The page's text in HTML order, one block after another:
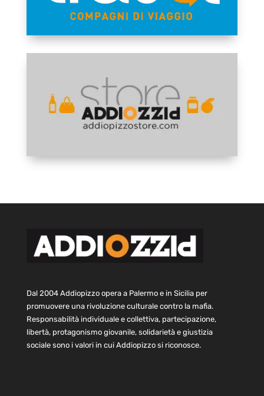
Dal 2004 Addiopizzo opera a Palermo e in Sicilia per
promuovere una rivoluzione culturale contro la mafia.
Responsabilità individuale e collettiva, partecipazione,
libertà, protagonismo giovanile, solidarietà e giustizia
sociale sono i valori in cui Addiopizzo si riconosce.